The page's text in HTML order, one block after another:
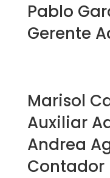
Pablo
Gerente
Marisol
Auxiliar
Andrea
Contador